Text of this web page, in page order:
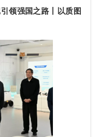
领强国之路丨以质图